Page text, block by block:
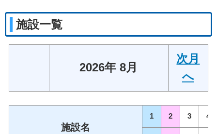
施設一覧
2026年 8月
次月
へ
施設名
1 2 3 4